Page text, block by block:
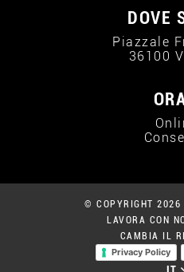
DOVE
Piazzale
36100
© COPYRIGHT 2026
LAVORA CON
CAMBIA IL
Privacy Policy